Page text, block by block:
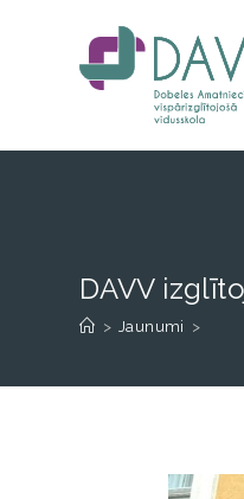
DAVV
> Jaunumi >